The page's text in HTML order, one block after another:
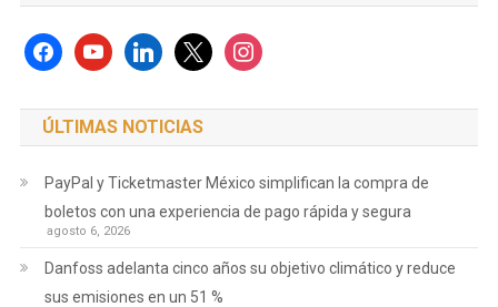
facebookyoutubelinkedinx instagram
ÚLTIMAS NOTICIAS
PayPal y Ticketmaster México simplifican la compra de
boletos con una experiencia de pago rápida y segura
agosto 6, 2026
Danfoss adelanta cinco años su objetivo climático y reduce
sus emisiones en un 51 %